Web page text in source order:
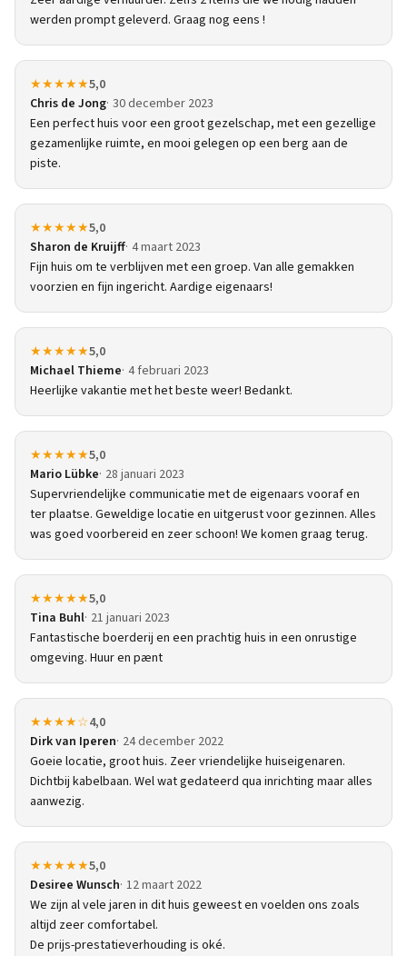
werden prompt geleverd. Graag nog eens !
★★★★★5,0
Chris de Jong 30 december 2023
Een perfect huis voor een groot gezelschap, met een gezellige
gezamenlijke ruimte, en mooi gelegen op een berg aan de
piste.
★★★★★5,0
Sharon de Kruijff 4 maart 2023
Fijn huis om te verblijven met een groep. Van alle gemakken
voorzien en fijn ingericht. Aardige eigenaars!
★★★★★5,0
Michael Thieme 4 februari 2023
Heerlijke vakantie met het beste weer! Bedankt.
★★★★★5,0
Mario Lübke 28 januari 2023
Supervriendelijke communicatie met de eigenaars vooraf en
ter plaatse. Geweldige locatie en uitgerust voor gezinnen. Alles
was goed voorbereid en zeer schoon! We komen graag terug.
★★★★★5,0
Tina Buhl 21 januari 2023
Fantastische boerderij en een prachtig huis in een onrustige
omgeving. Huur en pænt
★★★★☆4,0
Dirk van Iperen 24 december 2022
Goeie locatie, groot huis. Zeer vriendelijke huiseigenaren.
Dichtbij kabelbaan. Wel wat gedateerd qua inrichting maar alles
aanwezig.
★★★★★5,0
Desiree Wunsch 12 maart 2022
We zijn al vele jaren in dit huis geweest en voelden ons zoals
altijd zeer comfortabel.
De prijs-prestatieverhouding is oké.